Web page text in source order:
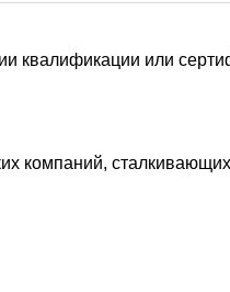
квалификации или
компаний,